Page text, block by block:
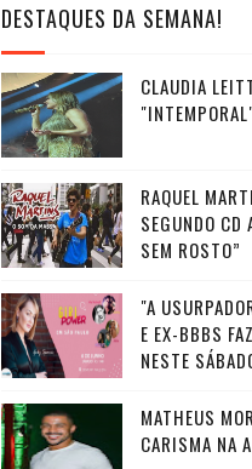
DESTAQUES DA SEMANA!
CLAUDIA
RAQUEL
SEGUNDO CD
SEM ROSTO”
"A
E EX-BBBS
NESTE
MATHEUS
CARISMA NA